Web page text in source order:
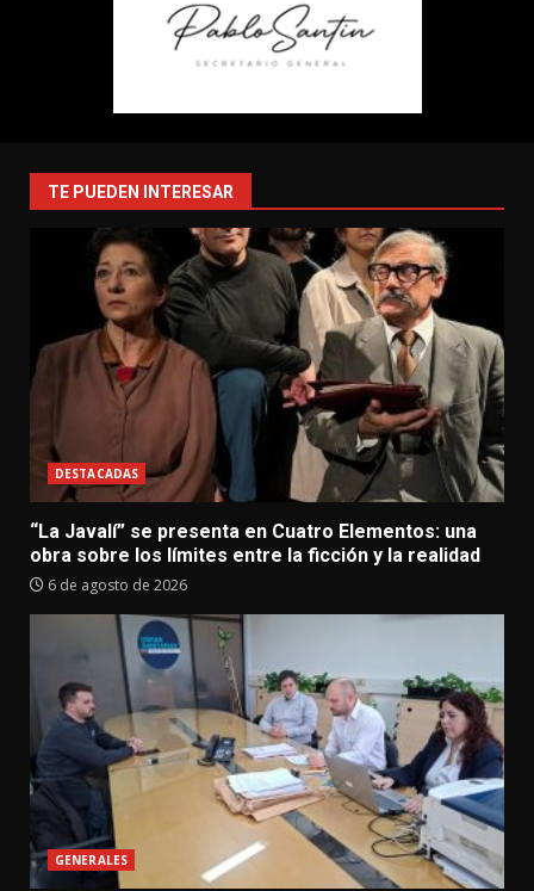
TE PUEDEN INTERESAR
DESTACADAS
“La Javalí” se presenta en Cuatro Elementos: una
obra sobre los límites entre la ficción y la realidad
6 de agosto de 2026
GENERALES